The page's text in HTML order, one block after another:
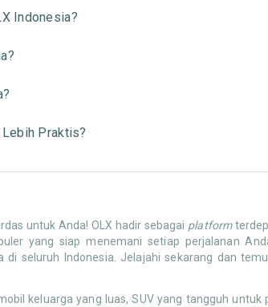
Indonesia?
Praktis?
untuk Anda! OLX hadir sebagai platform
yang siap menemani setiap perjalanan
seluruh Indonesia. Jelajahi sekarang dan
keluarga yang luas, SUV yang tangguh